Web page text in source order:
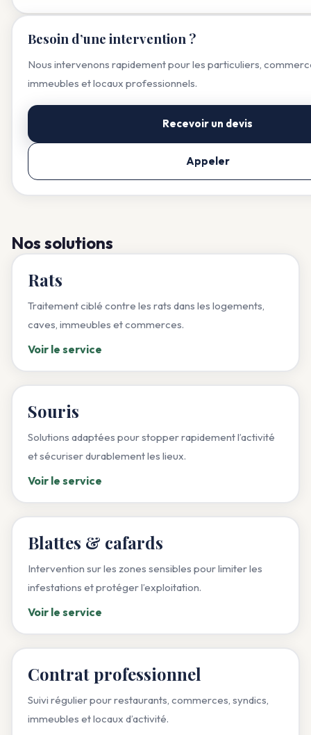
Besoin d’une intervention ?
Nous intervenons rapidement pour les particuliers,
immeubles et locaux professionnels.
Recevoir un devis
Appeler
Nos solutions
Rats
Traitement ciblé contre les rats dans les logements,
caves, immeubles et commerces.
Voir le service
Souris
Solutions adaptées pour stopper rapidement l’activité
et sécuriser durablement les lieux.
Voir le service
Blattes & cafards
Intervention sur les zones sensibles pour limiter les
infestations et protéger l’exploitation.
Voir le service
Contrat professionnel
Suivi régulier pour restaurants, commerces, syndics,
immeubles et locaux d’activité.